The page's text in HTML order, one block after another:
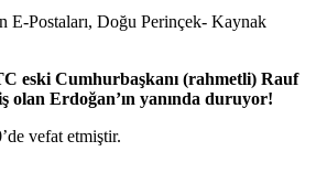
E-Postaları, Doğu Perinçek- Kaynak
eski Cumhurbaşkanı (rahmetli) Rauf
olan Erdoğan’ın yanında duruyor!
vefat etmiştir.